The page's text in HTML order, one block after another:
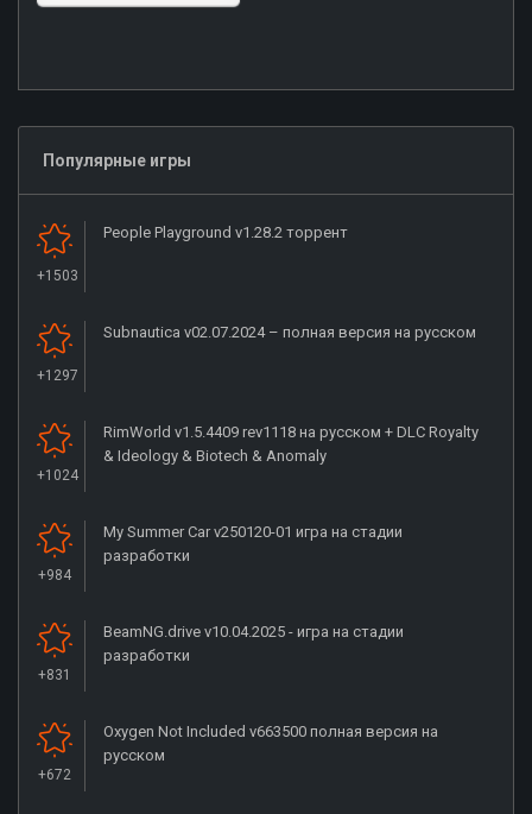
Популярные игры
+1503
People Playground v1.28.2 торрент
+1297
Subnautica v02.07.2024 – полная версия на русском
+1024
RimWorld v1.5.4409 rev1118 на русском + DLC Royalty
& Ideology & Biotech & Anomaly
+984
My Summer Car v250120-01 игра на стадии
разработки
+831
BeamNG.drive v10.04.2025 - игра на стадии
разработки
+672
Oxygen Not Included v663500 полная версия на
русском